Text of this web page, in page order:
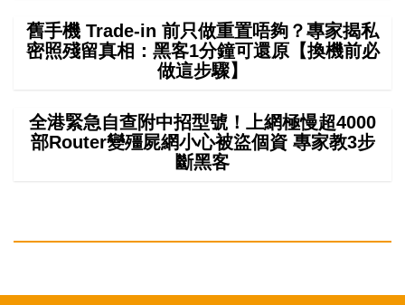
舊手機 Trade-in 前只做重置唔夠？專家揭私
密照殘留真相：黑客1分鐘可還原【換機前必
做這步驟】
全港緊急自查附中招型號！上網極慢超4000
部Router變殭屍網小心被盜個資 專家教3步
斷黑客